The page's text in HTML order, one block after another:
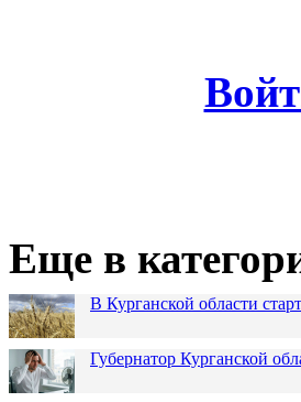
Еще в
В Курганской области
Губернатор Курганской